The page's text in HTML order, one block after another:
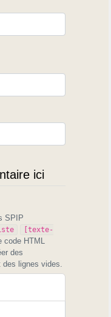
ici
SPIP
[texte-
code HTML
des
lignes vides.